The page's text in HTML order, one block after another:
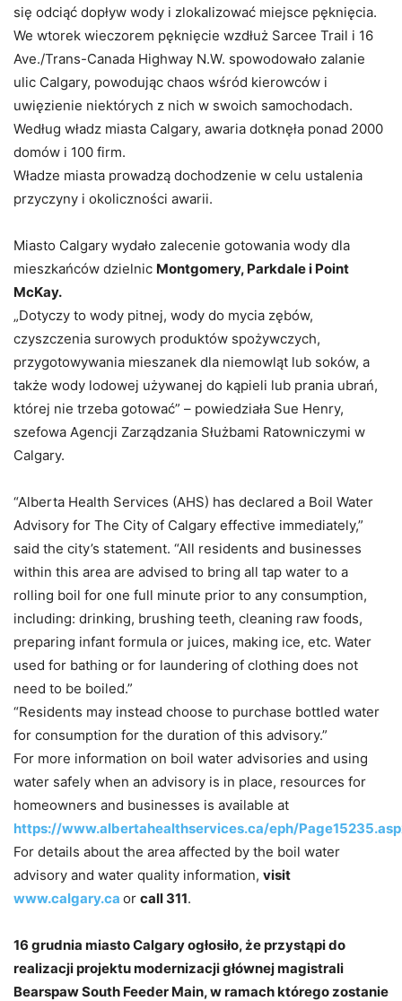
się odciąć dopływ wody i zlokalizować miejsce pęknięcia.
We wtorek wieczorem pęknięcie wzdłuż Sarcee Trail i 16
Ave./Trans-Canada Highway N.W. spowodowało zalanie
ulic Calgary, powodując chaos wśród kierowców i
uwięzienie niektórych z nich w swoich samochodach.
Według władz miasta Calgary, awaria dotknęła ponad 2000
domów i 100 firm.
Władze miasta prowadzą dochodzenie w celu ustalenia
przyczyny i okoliczności awarii.
Miasto Calgary wydało zalecenie gotowania wody dla
mieszkańców dzielnic Montgomery, Parkdale i Point
McKay.
„Dotyczy to wody pitnej, wody do mycia zębów,
czyszczenia surowych produktów spożywczych,
przygotowywania mieszanek dla niemowląt lub soków, a
także wody lodowej używanej do kąpieli lub prania ubrań,
której nie trzeba gotować” – powiedziała Sue Henry,
szefowa Agencji Zarządzania Służbami Ratowniczymi w
Calgary.
“Alberta Health Services (AHS) has declared a Boil Water
Advisory for The City of Calgary effective immediately,”
said the city’s statement. “All residents and businesses
within this area are advised to bring all tap water to a
rolling boil for one full minute prior to any consumption,
including: drinking, brushing teeth, cleaning raw foods,
preparing infant formula or juices, making ice, etc. Water
used for bathing or for laundering of clothing does not
need to be boiled.”
“Residents may instead choose to purchase bottled water
for consumption for the duration of this advisory.”
For more information on boil water advisories and using
water safely when an advisory is in place, resources for
homeowners and businesses is available at
https://www.albertahealthservices.ca/eph/
For details about the area affected by the boil water
advisory and water quality information, visit
www.calgary.ca or call 311.
16 grudnia miasto Calgary ogłosiło, że przystąpi do
realizacji projektu modernizacji głównej magistrali
Bearspaw South Feeder Main, w ramach którego zostanie